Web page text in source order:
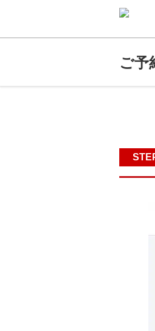
ご予